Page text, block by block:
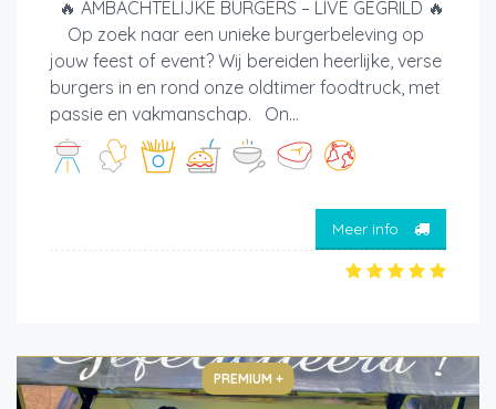
🔥 AMBACHTELIJKE BURGERS – LIVE GEGRILD 🔥
Op zoek naar een unieke burgerbeleving op
jouw feest of event? Wij bereiden heerlijke, verse
burgers in en rond onze oldtimer foodtruck, met
passie en vakmanschap. On...
Meer info
PREMIUM +